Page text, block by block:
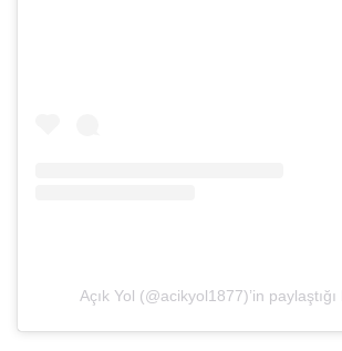
Açık Yol (@acikyol1877)’in